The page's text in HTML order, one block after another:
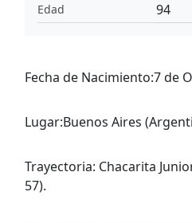
Edad 94
Fecha de Nacimiento:7 de
Lugar:Buenos Aires
Trayectoria: Chacarita
57).